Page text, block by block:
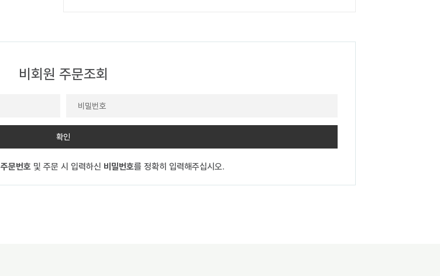
비회원 주문조회
확인
주문번호및 주문 시 입력하신 비밀번호를 정확히 입력해주십시오.